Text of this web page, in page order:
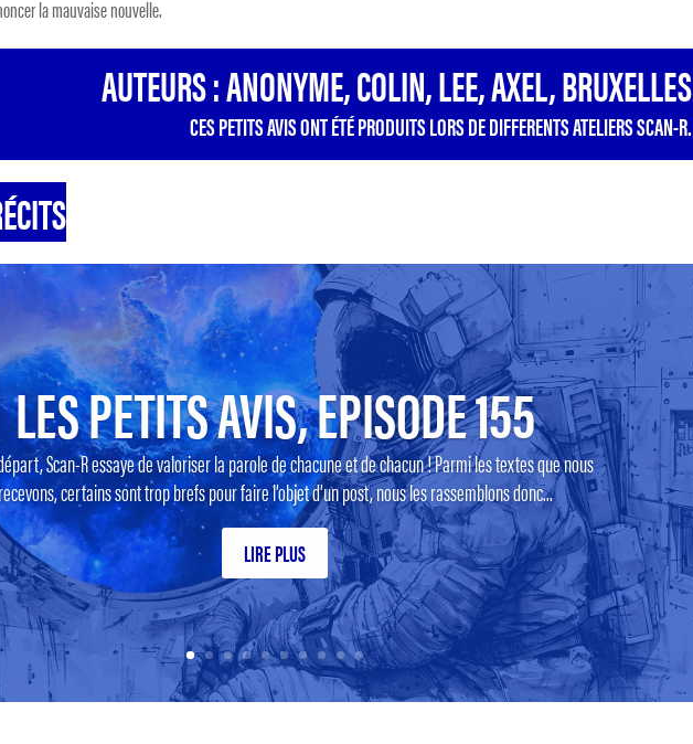
la mauvaise nouvelle.
AUTEURS : ANONYME, COLIN, LEE, AXEL, BRUXELLES
CES PETITS AVIS ONT ÉTÉ PRODUITS LORS DE DIFFERENTS ATELIERS SCAN-R.
LES PETITS AVIS, EPISODE 155
Scan-R essaye de valoriser la parole de chacune et de chacun ! Parmi les textes que nous
certains sont trop brefs pour faire l’objet d’un post, nous les rassemblons donc...
LIRE PLUS